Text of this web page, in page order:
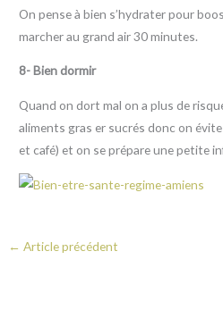
On pense à bien s’hydrater pour
marcher au grand air 30 minutes.
8- Bien dormir
Quand on dort mal on a plus de
aliments gras er sucrés donc on
et café) et on se prépare une petite
← Article précédent